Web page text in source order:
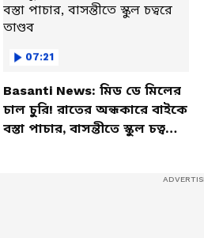
07:21
Basanti News: মিড ডে মিলের
চাল চুরি! রাতের অন্ধকারে বাইকে
বস্তা পাচার, বাসন্তীতে স্কুল চত্বরে